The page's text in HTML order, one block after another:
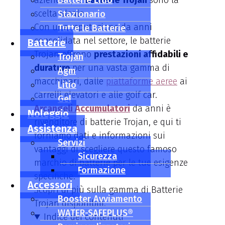
Stazionario
Tutte le Batterie
Batterie
Trojan
Agm
Litio
Gel
Noleggio
Assistenza
Servizi
Sicurezza
Formazione
Accessori
Booster Avviamento
WATER-SAFEPLUS®
scelta ideale.
Con una reputazione da anni
consolidata nel settore, le batterie
Trojan offrono prestazioni affidabili e
duratureper una vasta gamma di
macchinari, dallepiattaforme aeree ai
carrelli elevatori e alle golf car.
Arcangeli Accumulatorida anni è
rivenditore di batterie Trojan, e qui ti
forniamo dati e informazioni sui
vantaggi di scegliere questo famoso
marchio di batterie per le tue esigenze
specifiche.
Scopri di più sulla gamma di Batterie
Trojan disponibili.
Indice dei contenuti